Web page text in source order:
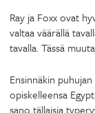
Ray ja Foxx ovat
valtaa väärällä
tavalla. Tässä
Ensinnäkin
opiskelleensa
sano tällaisia